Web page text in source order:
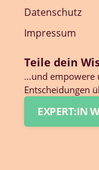
Datenschutz
Impressum
Teile dein
…und empowere
Entscheidungen
EXPERT:IN